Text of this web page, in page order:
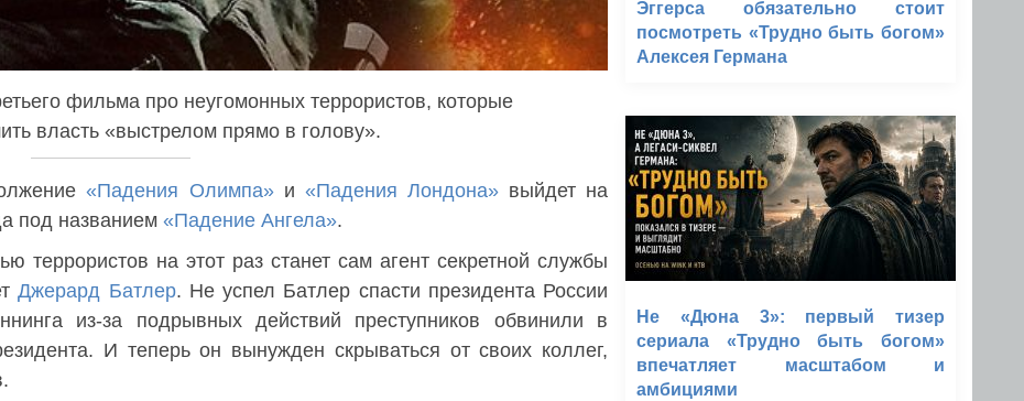
фильма про неугомонных террористов, которые
власть «выстрелом прямо в голову».
«Падения Олимпа»и «Падения Лондона»выйдет на
под названием «Падение Ангела».
террористов на этот раз станет сам агент секретной службы
Джерард Батлер. Не успел Батлер спасти президента России
из-за подрывных действий преступников обвинили в
И теперь он вынужден скрываться от своих коллег,
Эггерса обязательно стоит
посмотреть «Трудно быть богом»
Алексея Германа
Не «Дюна 3»: первый тизер
сериала «Трудно быть богом»
впечатляет масштабом и
амбициями